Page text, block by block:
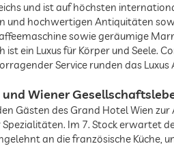
und ist auf höchsten
und hochwertigen Antiquitäten
sowie geräumige
ein Luxus für Körper und Seele.
Service runden das Luxus
Wiener
Gästen des Grand Hotel Wien
Im 7. Stock erwartet
an die französische Küche,